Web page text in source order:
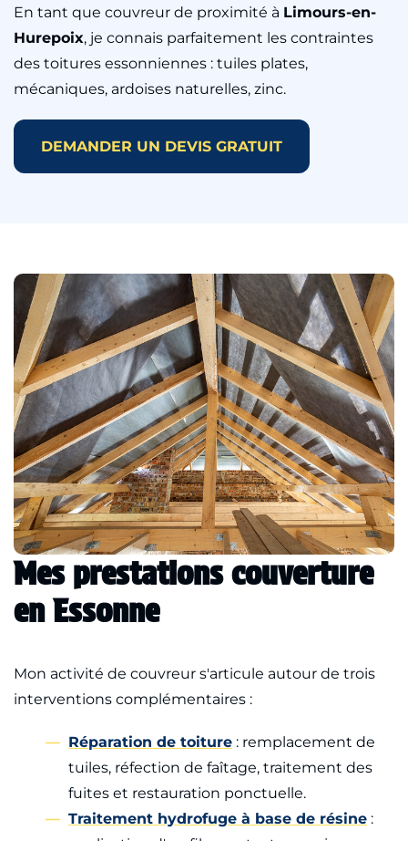
En tant que couvreur de proximité à Limours-en-
Hurepoix, je connais parfaitement les contraintes
des toitures essonniennes : tuiles plates,
mécaniques, ardoises naturelles, zinc.
DEMANDER UN DEVIS GRATUIT
Mes prestations couverture
en Essonne
Mon activité de couvreur s'articule autour de trois
interventions complémentaires :
Réparation de toiture : remplacement de
tuiles, réfection de faîtage, traitement des
fuites et restauration ponctuelle.
Traitement hydrofuge à base de résine :